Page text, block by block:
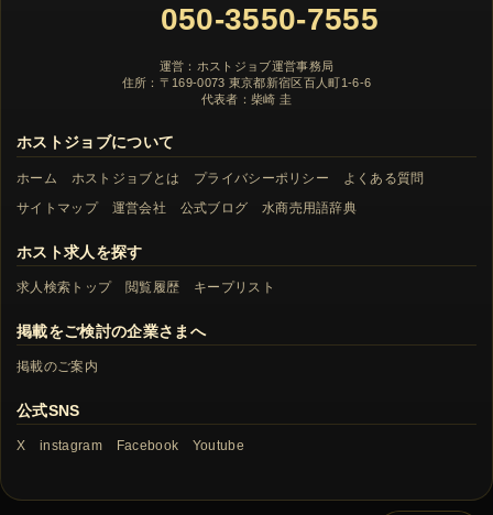
050-3550-7555
運営：ホストジョブ運営事務局
住所：〒169-0073 東京都新宿区百人町1-6-6
代表者：柴崎 圭
ホストジョブについて
ホーム ホストジョブとは プライバシーポリシー
よくある質問
サイトマップ
運営会社 公式ブログ 水商売用語辞典
ホスト求人を探す
求人検索トップ 閲覧履歴 キープリスト
掲載をご検討の企業さまへ
掲載のご案内
公式SNS
X instagram Facebook Youtube